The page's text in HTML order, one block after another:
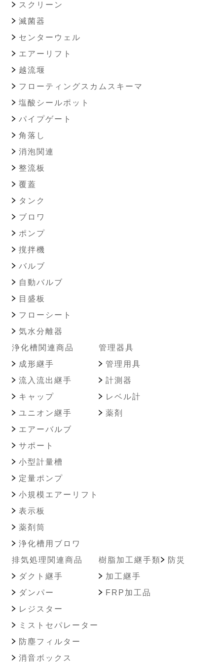
スクリーン
滅菌器
センターウェル
エアーリフト
越流堰
フローティングスカムスキーマ
塩酸シールポット
パイプゲート
角落し
消泡関連
整流板
覆蓋
タンク
ブロワ
ポンプ
撹拌機
バルブ
自動バルブ
目盛板
フローシート
気水分離器
浄化槽関連商品
成形継手
流入流出継手
キャップ
ユニオン継手
エアーバルブ
サポート
小型計量槽
定量ポンプ
小規模エアーリフト
表示板
薬剤筒
浄化槽用ブロワ
管理器具
管理用具
計測器
レベル計
薬剤
排気処理関連商品
ダクト継手
ダンパー
レジスター
ミストセパレーター
防塵フィルター
消音ボックス
樹脂加工継手類
加工継手
FRP加工品
防災